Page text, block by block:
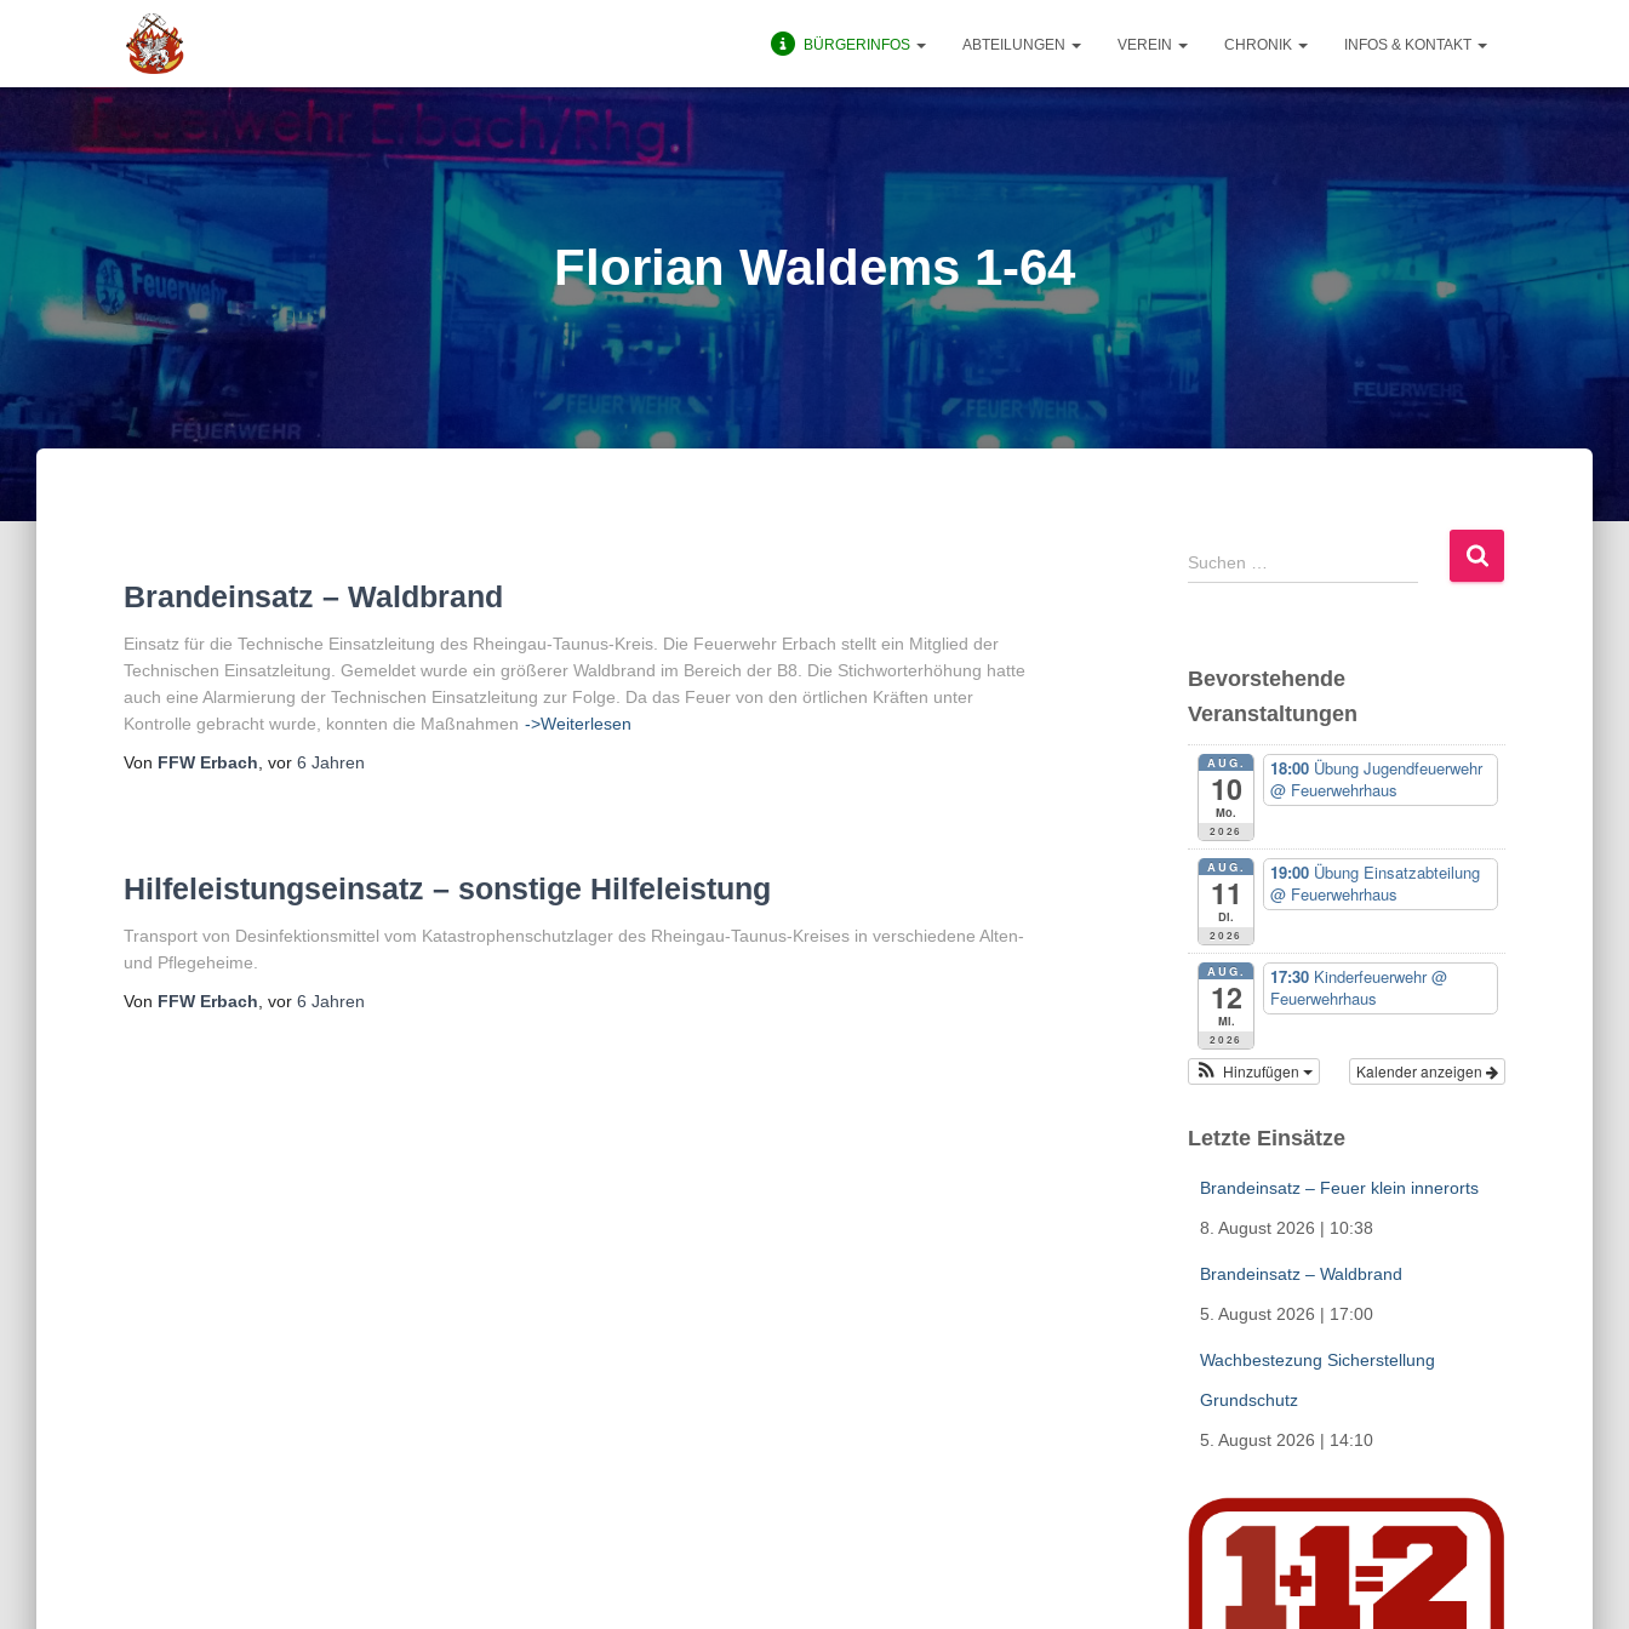
BÜRGERINFOS ABTEILUNGEN VEREIN CHRONIK INFOS & KONTAKT
Florian Waldems 1-64
Brandeinsatz – Waldbrand
Einsatz für die Technische Einsatzleitung des Rheingau-Taunus-Kreis. Die Feuerwehr Erbach stellt ein Mitglied der
Technischen Einsatzleitung. Gemeldet wurde ein größerer Waldbrand im Bereich der B8. Die Stichworterhöhung hatte
auch eine Alarmierung der Technischen Einsatzleitung zur Folge. Da das Feuer von den örtlichen Kräften unter
Kontrolle gebracht wurde, konnten die Maßnahmen ->Weiterlesen
Von FFW Erbach , vor 6 Jahren
Hilfeleistungseinsatz – sonstige Hilfeleistung
Transport von Desinfektionsmittel vom Katastrophenschutzlager des Rheingau-Taunus-Kreises in verschiedene Alten-
und Pflegeheime.
Von FFW Erbach , vor 6 Jahren
S
u
n
n
Suchen …
Bevorstehende
Veranstaltungen
AUG.
10
Mo.
2026
18:00 Übung Jugendfeuerwehr
@ Feuerwehrhaus
AUG.
11
Di.
2026
19:00 Übung Einsatzabteilung
@ Feuerwehrhaus
AUG.
12
Mi.
2026
17:30 Kinderfeuerwehr@
Feuerwehrhaus
Kalender anzeigen
Hinzufügen
Letzte Einsätze
Brandeinsatz – Feuer klein innerorts
8. August 2026 | 10:38
Brandeinsatz – Waldbrand
5. August 2026 | 17:00
Wachbestezung Sicherstellung
Grundschutz
5. August 2026 | 14:10